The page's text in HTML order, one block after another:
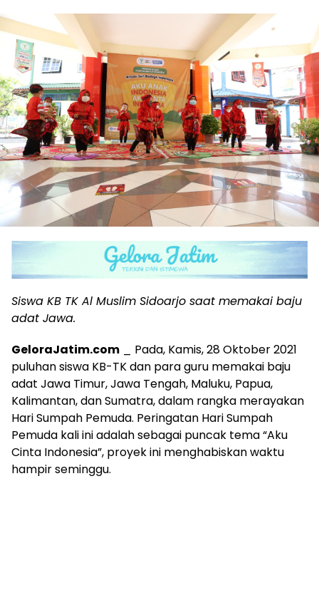
Siswa KB TK Al Muslim Sidoarjo saat memakai baju
adat Jawa.
GeloraJatim.com _ Pada, Kamis, 28 Oktober 2021
puluhan siswa KB-TK dan para guru memakai baju
adat Jawa Timur, Jawa Tengah, Maluku, Papua,
Kalimantan, dan Sumatra, dalam rangka merayakan
Hari Sumpah Pemuda. Peringatan Hari Sumpah
Pemuda kali ini adalah sebagai puncak tema “Aku
Cinta Indonesia”, proyek ini menghabiskan waktu
hampir seminggu.